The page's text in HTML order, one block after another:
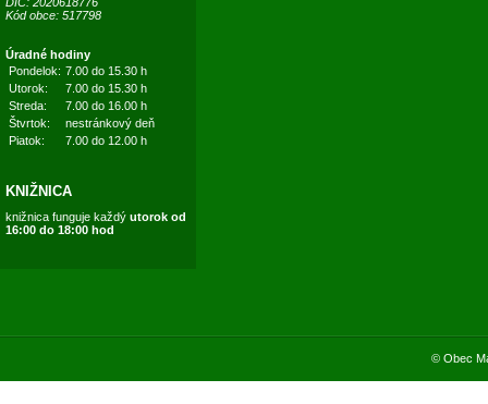
Kód obce: 517798
Úradné hodiny
Pondelok: 7.00 do 15.30 h
Utorok:
7.00 do 15.30 h
Streda:
7.00 do 16.00 h
Štvrtok:
nestránkový deň
Piatok:
7.00 do 12.00 h
KNIŽNICA
knižnica funguje každý utorok od
16:00 do 18:00 hod
© Obec